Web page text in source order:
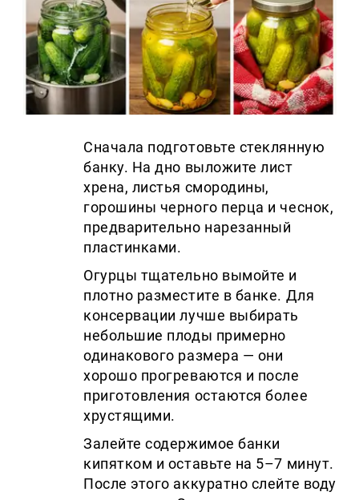
Сначала подготовьте стеклянную
банку. На дно выложите лист
хрена, листья смородины,
горошины черного перца и чеснок,
предварительно нарезанный
пластинками.
Огурцы тщательно вымойте и
плотно разместите в банке. Для
консервации лучше выбирать
небольшие плоды примерно
одинакового размера — они
хорошо прогреваются и после
приготовления остаются более
хрустящими.
Залейте содержимое банки
кипятком и оставьте на 5–7 минут.
После этого аккуратно слейте воду